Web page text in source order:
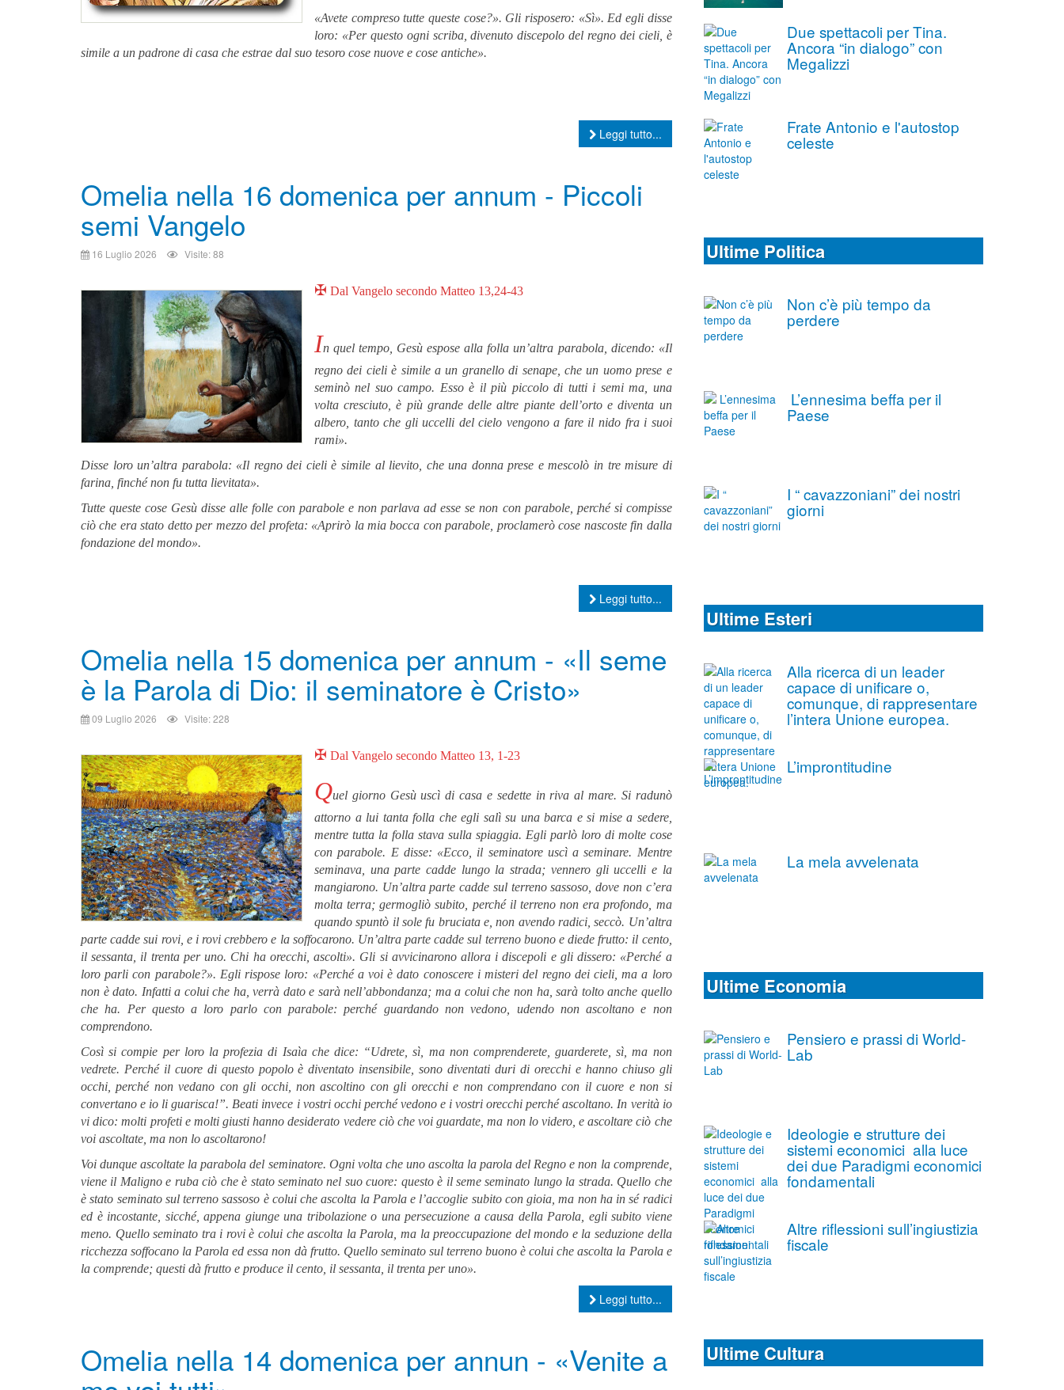
«Avete compreso tutte queste cose?». Gli risposero: «Sì». Ed egli disse
loro: «Per questo ogni scriba, divenuto discepolo del regno dei cieli, è
simile a un padrone di casa che estrae dal suo tesoro cose nuove e cose antiche».
Leggi tutto...
Omelia nella 16 domenica per annum - Piccoli
semi Vangelo
16 Luglio 2026 Visite: 88
✠ Dal Vangelo secondo Matteo 13,24-43
In quel tempo, Gesù espose alla folla un’altra parabola, dicendo: «Il
regno dei cieli è simile a un granello di senape, che un uomo prese e
seminò nel suo campo. Esso è il più piccolo di tutti i semi ma, una
volta cresciuto, è più grande delle altre piante dell’orto e diventa un
albero, tanto che gli uccelli del cielo vengono a fare il nido fra i suoi
rami».
Disse loro un’altra parabola: «Il regno dei cieli è simile al lievito, che una donna prese e mescolò in tre misure di
farina, finché non fu tutta lievitata».
Tutte queste cose Gesù disse alle folle con parabole e non parlava ad esse se non con parabole, perché si compisse
ciò che era stato detto per mezzo del profeta: «Aprirò la mia bocca con parabole, proclamerò cose nascoste fin dalla
fondazione del mondo».
Leggi tutto...
Omelia nella 15 domenica per annum - «Il seme
è la Parola di Dio: il seminatore è Cristo»
09 Luglio 2026 Visite: 228
✠ Dal Vangelo secondo Matteo 13, 1-23
Quel giorno Gesù uscì di casa e sedette in riva al mare. Si radunò
attorno a lui tanta folla che egli salì su una barca e si mise a sedere,
mentre tutta la folla stava sulla spiaggia. Egli parlò loro di molte cose
con parabole. E disse: «Ecco, il seminatore uscì a seminare. Mentre
seminava, una parte cadde lungo la strada; vennero gli uccelli e la
mangiarono. Un’altra parte cadde sul terreno sassoso, dove non c’era
molta terra; germogliò subito, perché il terreno non era profondo, ma
quando spuntò il sole fu bruciata e, non avendo radici, seccò. Un’altra
parte cadde sui rovi, e i rovi crebbero e la soffocarono. Un’altra parte cadde sul terreno buono e diede frutto: il cento,
il sessanta, il trenta per uno. Chi ha orecchi, ascolti». Gli si avvicinarono allora i discepoli e gli dissero: «Perché a
loro parli con parabole?». Egli rispose loro: «Perché a voi è dato conoscere i misteri del regno dei cieli, ma a loro
non è dato. Infatti a colui che ha, verrà dato e sarà nell’abbondanza; ma a colui che non ha, sarà tolto anche quello
che ha. Per questo a loro parlo con parabole: perché guardando non vedono, udendo non ascoltano e non
comprendono.
Così si compie per loro la profezia di Isaìa che dice: “Udrete, sì, ma non comprenderete, guarderete, sì, ma non
vedrete. Perché il cuore di questo popolo è diventato insensibile, sono diventati duri di orecchi e hanno chiuso gli
occhi, perché non vedano con gli occhi, non ascoltino con gli orecchi e non comprendano con il cuore e non si
convertano e io li guarisca!”. Beati invece i vostri occhi perché vedono e i vostri orecchi perché ascoltano. In verità io
vi dico: molti profeti e molti giusti hanno desiderato vedere ciò che voi guardate, ma non lo videro, e ascoltare ciò che
voi ascoltate, ma non lo ascoltarono!
Voi dunque ascoltate la parabola del seminatore. Ogni volta che uno ascolta la parola del Regno e non la comprende,
viene il Maligno e ruba ciò che è stato seminato nel suo cuore: questo è il seme seminato lungo la strada. Quello che
è stato seminato sul terreno sassoso è colui che ascolta la Parola e l’accoglie subito con gioia, ma non ha in sé radici
ed è incostante, sicché, appena giunge una tribolazione o una persecuzione a causa della Parola, egli subito viene
meno. Quello seminato tra i rovi è colui che ascolta la Parola, ma la preoccupazione del mondo e la seduzione della
ricchezza soffocano la Parola ed essa non dà frutto. Quello seminato sul terreno buono è colui che ascolta la Parola e
la comprende; questi dà frutto e produce il cento, il sessanta, il trenta per uno».
Leggi tutto...
Omelia nella 14 domenica per annun - «Venite a
Due spettacoli per Tina.
Ancora “in dialogo” con
Megalizzi
Frate Antonio e l'autostop
celeste
Ultime Politica
Non c’è più tempo da
perdere
L’ennesima beffa per il
Paese
I “ cavazzoniani” dei nostri
giorni
Ultime Esteri
Alla ricerca di un leader
capace di unificare o,
comunque, di rappresentare
l’intera Unione europea.
L’improntitudine
La mela avvelenata
Ultime Economia
Pensiero e prassi di World-
Lab
Ideologie e strutture dei
sistemi economici alla luce
dei due Paradigmi economici
fondamentali
Altre riflessioni sull’ingiustizia
fiscale
Ultime Cultura